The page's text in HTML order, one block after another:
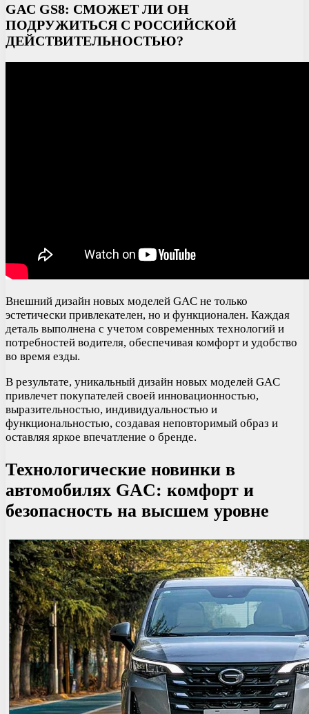
GAC GS8: СМОЖЕТ ЛИ ОН
ПОДРУЖИТЬСЯ С РОССИЙСКОЙ
ДЕЙСТВИТЕЛЬНОСТЬЮ?
Внешний дизайн новых моделей GAC не только
эстетически привлекателен, но и функционален. Каждая
деталь выполнена с учетом современных технологий и
потребностей водителя, обеспечивая комфорт и удобство
во время езды.
В результате, уникальный дизайн новых моделей GAC
привлечет покупателей своей инновационностью,
выразительностью, индивидуальностью и
функциональностью, создавая неповторимый образ и
оставляя яркое впечатление о бренде.
Технологические новинки в
автомобилях GAC: комфорт и
безопасность на высшем уровне